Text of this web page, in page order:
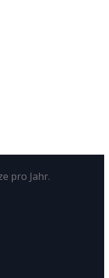
pro Jahr.